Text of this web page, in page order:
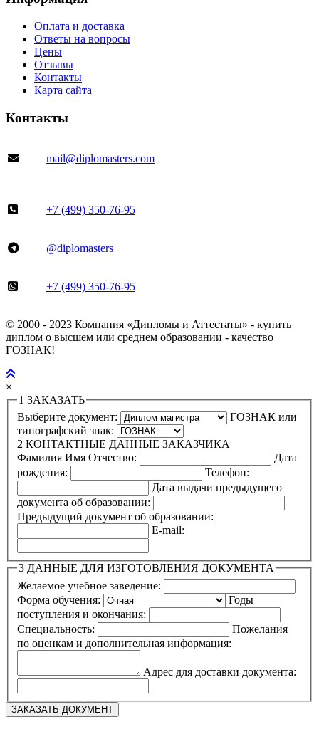
Оплата и доставка
Ответы на вопросы
Цены
Отзывы
Контакты
Карта сайта
Контакты
mail@diplomasters.com
+7 (499) 350-76-95
@diplomasters
+7 (499) 350-76-95
© 2000 - 2023 Компания «Дипломы и Аттестаты» - купить
диплом о высшем или среднем образовании - качество
ГОЗНАК!
×
1 ЗАКАЗАТЬ
Выберите документ:
ГОЗНАК или
типографский знак:
2 КОНТАКТНЫЕ ДАННЫЕ ЗАКАЗЧИКА
Фамилия Имя Отчество:
Дата
рождения:
Телефон:
Дата выдачи предыдущего
документа об образовании:
Предыдущий документ об образовании:
E-mail:
3 ДАННЫЕ ДЛЯ ИЗГОТОВЛЕНИЯ ДОКУМЕНТА
Желаемое учебное заведение:
Форма обучения:
Годы
поступления и окончания:
Специальность:
Пожелания
по оценкам и дополнительная информация:
Адрес для доставки документа: